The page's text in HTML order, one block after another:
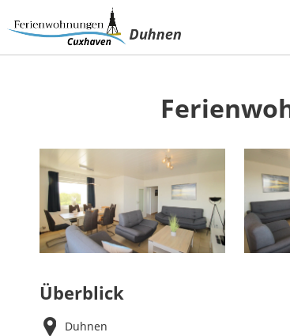
Überblick
Duhnen